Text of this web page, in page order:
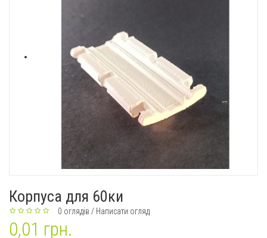
Корпуса для 60ки
0 оглядів / Написати огляд
0,01 грн.